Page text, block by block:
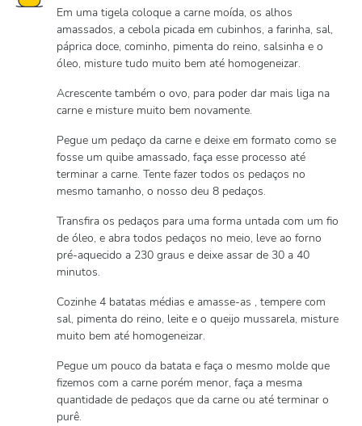
Em uma tigela coloque a carne moída, os alhos
amassados, a cebola picada em cubinhos, a farinha, sal,
páprica doce, cominho, pimenta do reino, salsinha e o
óleo, misture tudo muito bem até homogeneizar.
Acrescente também o ovo, para poder dar mais liga na
carne e misture muito bem novamente.
Pegue um pedaço da carne e deixe em formato como se
fosse um quibe amassado, faça esse processo até
terminar a carne. Tente fazer todos os pedaços no
mesmo tamanho, o nosso deu 8 pedaços.
Transfira os pedaços para uma forma untada com um fio
de óleo, e abra todos pedaços no meio, leve ao forno
pré-aquecido a 230 graus e deixe assar de 30 a 40
minutos.
Cozinhe 4 batatas médias e amasse-as , tempere com
sal, pimenta do reino, leite e o queijo mussarela, misture
muito bem até homogeneizar.
Pegue um pouco da batata e faça o mesmo molde que
fizemos com a carne porém menor, faça a mesma
quantidade de pedaços que da carne ou até terminar o
purê.